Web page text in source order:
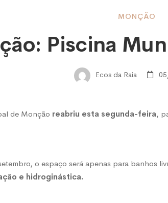
MONÇÃO
Piscina
Ecos da Raia
de Monção reabriu esta segunda-feira,
o espaço será apenas para banhos
e hidroginástica.